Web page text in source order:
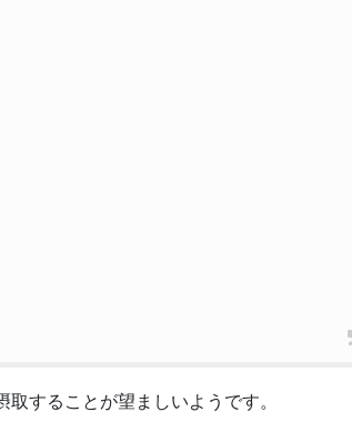
することが望ましいようです。